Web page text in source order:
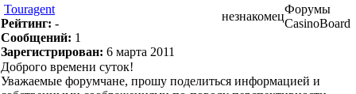
Touragent
Рейтинг: -
Сообщений: 1
Зарегистрирован: 6 марта 2011
незнакомец
Форумы
CasinoBoard
Доброго времени суток!
Уважаемые форумчане, прошу поделиться информацией и